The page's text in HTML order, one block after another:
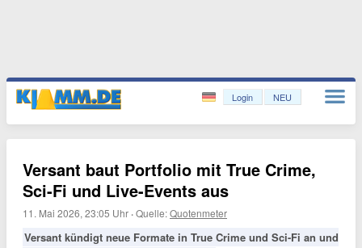
Login NEU
Versant baut Portfolio mit True Crime,
Sci-Fi und Live-Events aus
11. Mai 2026, 23:05 Uhr ·Quelle:Quotenmeter
Versant kündigt neue Formate in True Crime und Sci-Fi an und